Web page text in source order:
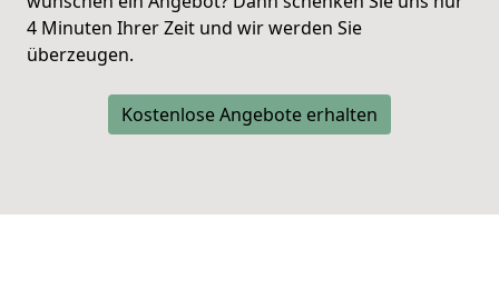
4 Minuten Ihrer Zeit und wir werden Sie
überzeugen.
Kostenlose Angebote erhalten